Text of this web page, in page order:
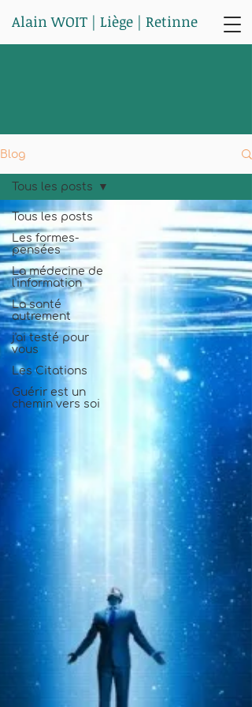
Alain WOIT | Liège | Retinne
Blog
Tous les posts
Les formes-
pensées
La médecine de
l'information
La santé
autrement
j'ai testé pour
vous
Les Citations
Guérir est un
chemin vers soi
Tous les posts